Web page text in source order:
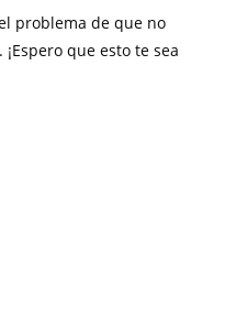
problema de que no
que esto te sea